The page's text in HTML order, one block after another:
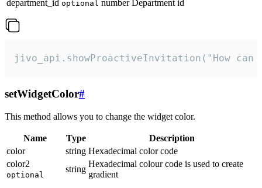
department_id optional number Department id
jivo_api.showProactiveInvitation("How
setWidgetColor#
This method allows you to change the widget color.
Name Type
Description
color
string Hexadecimal color code
color2
optional
string
Hexadecimal colour code is used to create
gradient